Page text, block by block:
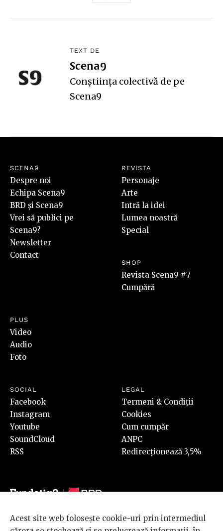
TEXT DE
Scena9
Conștiința colectivă de pe
Scena9
SCENA9
Despre noi
Echipa Scena9
BRD și Scena9
Vrei să publici pe
Scena9?
Newsletter
Contact
REVISTA
Personaje
Arte
Intră la idei
Lumea noastră
Special
SHOP
Revista Scena9 #7
Cumpără
PLUS
Video
Audio
Foto
SOCIAL
Facebook
Instagram
Youtube
SoundCloud
RSS
LEGAL
Termeni & Condiții
Cookies
Cum cumpăr
ANPC
Redirecționează 3,5%
© 2026 BRD Groupe Société Générale, toate drepturile rezervate.
Acest site web folosește cookie-uri prin intermediul